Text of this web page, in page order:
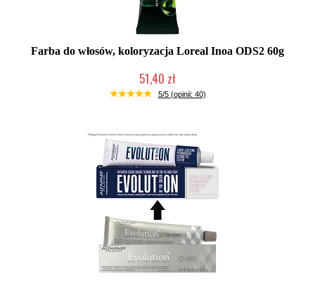
Farba do włosów, koloryzacja Loreal Inoa ODS2 60g
51,40 zł
Duża ilość (wysyłka w 24h)
5/5 (opinii: 40)